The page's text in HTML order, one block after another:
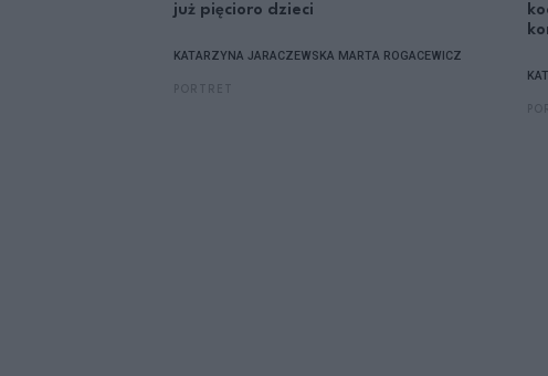
już pięcioro dzieci
KATARZYNA JARACZEWSKA MARTA ROGACEWICZ